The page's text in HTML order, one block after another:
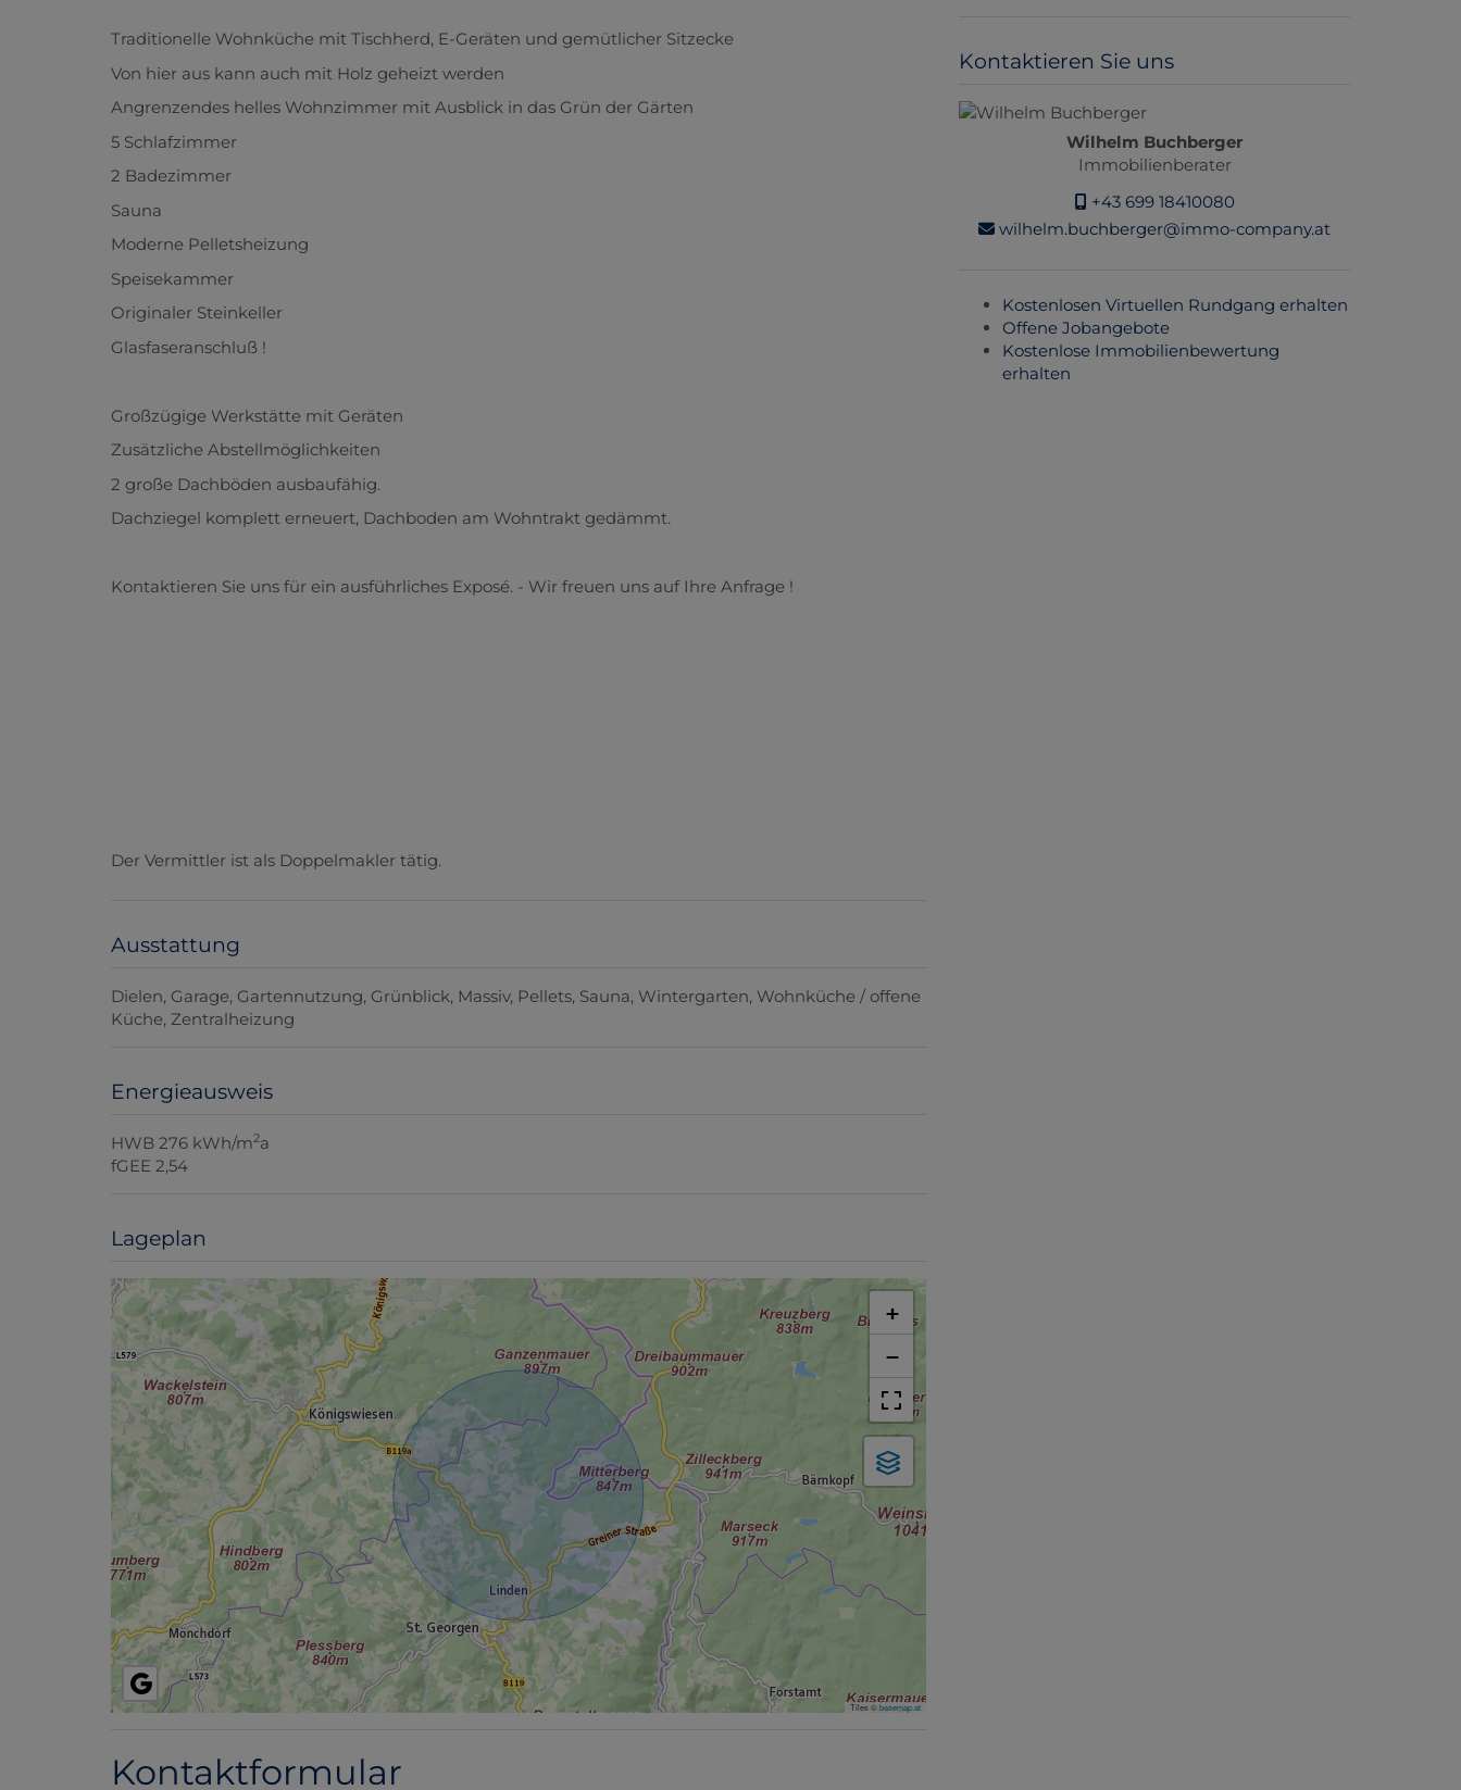
Traditionelle Wohnküche mit Tischherd, E-Geräten und gemütlicher Sitzecke
Von hier aus kann auch mit Holz geheizt werden
Angrenzendes helles Wohnzimmer mit Ausblick in das Grün der Gärten
5 Schlafzimmer
2 Badezimmer
Sauna
Moderne Pelletsheizung
Speisekammer
Originaler Steinkeller
Glasfaseranschluß !
Großzügige Werkstätte mit Geräten
Zusätzliche Abstellmöglichkeiten
2 große Dachböden ausbaufähig.
Dachziegel komplett erneuert, Dachboden am Wohntrakt gedämmt.
Kontaktieren Sie uns für ein ausführliches Exposé. - Wir freuen uns auf Ihre Anfrage !
Der Vermittler ist als Doppelmakler tätig.
Ausstattung
Dielen Garage Gartennutzung Grünblick Massiv Pellets Sauna Wintergarten Wohnküche / offene
Küche Zentralheizung
Energieausweis
HWB 276 kWh/m2a
fGEE 2,54
Lageplan
+
−
Tiles ©basemap.at
Kontaktformular
Kontaktieren Sie uns
Wilhelm Buchberger
Immobilienberater
+43 699 18410080
wilhelm.buchberger@immo-company.at
Kostenlosen Virtuellen Rundgang erhalten
Offene Jobangebote
Kostenlose Immobilienbewertung
erhalten